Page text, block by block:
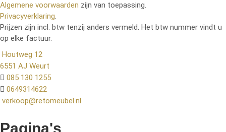
Algemene voorwaarden zijn van toepassing.
Privacyverklaring.
Prijzen zijn incl. btw tenzij anders vermeld. Het btw nummer vindt u
op elke factuur.
Houtweg 12
6551 AJ Weurt
085 130 1255
0649314622
verkoop@retomeubel.nl
Pagina's